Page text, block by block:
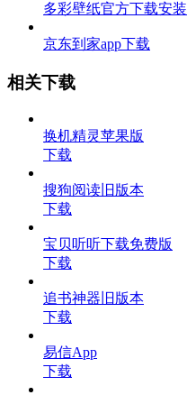
多彩壁纸官方下载安装
京东到家app下载
相关下载
换机精灵苹果版
下载
搜狗阅读旧版本
下载
宝贝听听下载免费版
下载
追书神器旧版本
下载
易信App
下载